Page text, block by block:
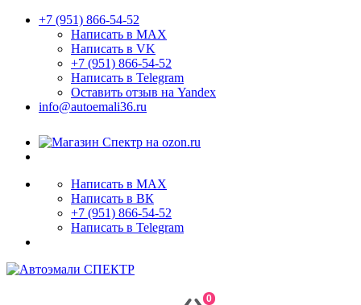
+7 (951) 866-54-52
Написать в MAX
Написать в VK
+7 (951) 866-54-52
Написать в Telegram
Оставить отзыв на Yandex
info@autoemali36.ru
Написать в MAX
Написать в ВК
+7 (951) 866-54-52
Написать в Telegram
0